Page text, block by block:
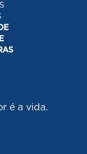
é a vida.